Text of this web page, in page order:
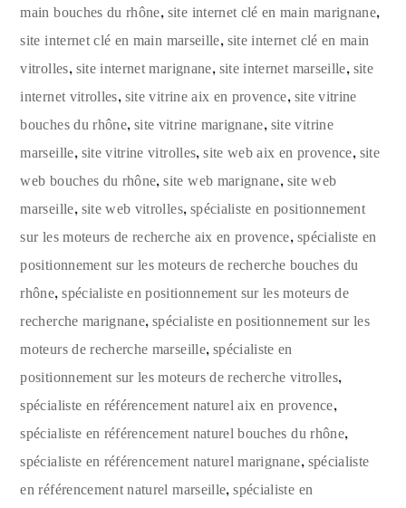
main bouches du rhône, site internet clé en main marignane,
site internet clé en main marseille, site internet clé en main
vitrolles, site internet marignane, site internet marseille, site
internet vitrolles, site vitrine aix en provence, site vitrine
bouches du rhône,site vitrine marignane, site vitrine
marseille, site vitrine vitrolles,site web aix en provence, site
web bouches du rhône,site web marignane, site web
marseille, site web vitrolles, spécialiste en positionnement
sur les moteurs de recherche aix en provence, spécialiste en
positionnement sur les moteurs de recherche bouches du
rhône,spécialiste en positionnement sur les moteurs de
recherche marignane,spécialiste en positionnement sur les
moteurs de recherche marseille, spécialiste en
positionnement sur les moteurs de recherche vitrolles,
spécialiste en référencement naturel aix en provence,
spécialiste en référencement naturel bouches du rhône,
spécialiste en référencement naturel marignane, spécialiste
en référencement naturel marseille,spécialiste en